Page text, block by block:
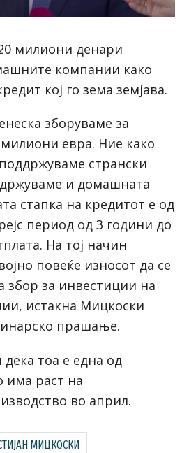
милиони денари
компании како
кој го зема земјава.
зборуваме за
евра. Ние како
странски
и домашната
стапка на кредитот е од
период од 3 години до
На тој начин
повеќе износот да се
збор за инвестиции на
истакна Мицкоски
прашање.
тоа е една од
има раст на
во април.
МИЦКОСКИ